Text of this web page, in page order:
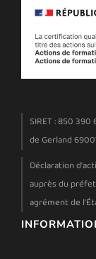
SIRET : 850
de Gerland
Déclaration
auprès du
agrément de